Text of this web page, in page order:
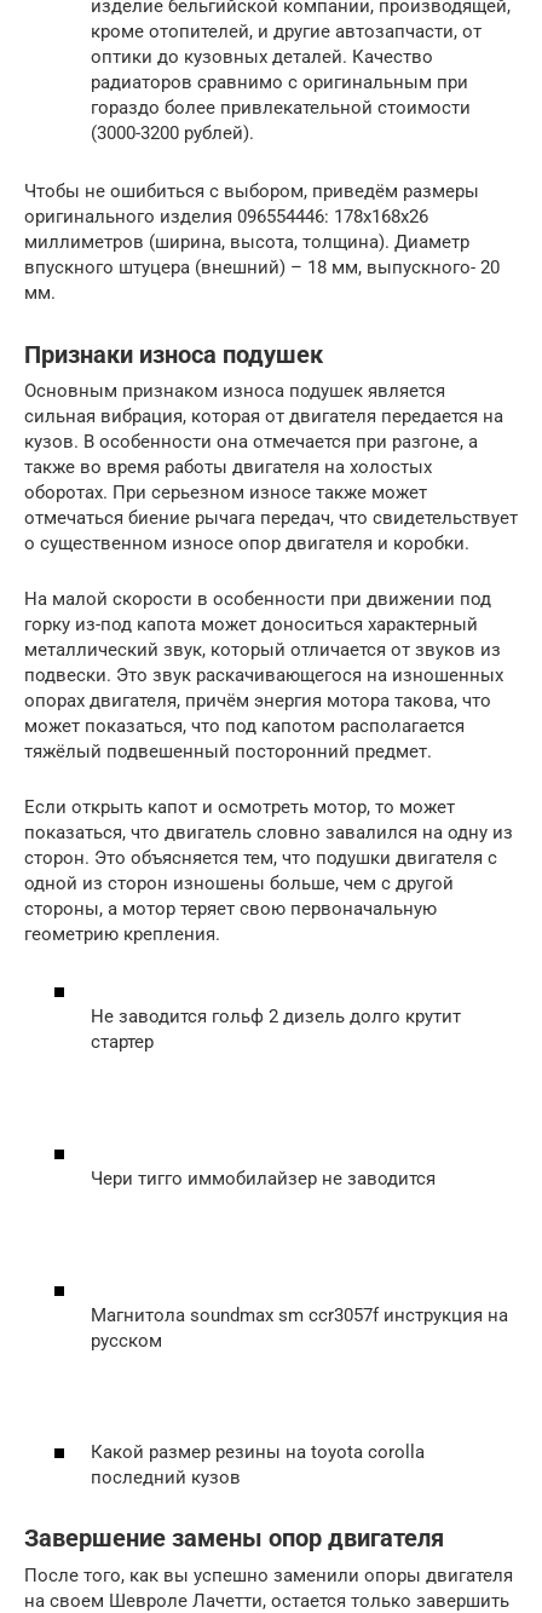
изделие бельгийской компании, производящей,
кроме отопителей, и другие автозапчасти, от
оптики до кузовных деталей. Качество
радиаторов сравнимо с оригинальным при
гораздо более привлекательной стоимости
(3000-3200 рублей).
Чтобы не ошибиться с выбором, приведём размеры
оригинального изделия 096554446: 178х168х26
миллиметров (ширина, высота, толщина). Диаметр
впускного штуцера (внешний) – 18 мм, выпускного- 20
мм.
Признаки износа подушек
Основным признаком износа подушек является
сильная вибрация, которая от двигателя передается на
кузов. В особенности она отмечается при разгоне, а
также во время работы двигателя на холостых
оборотах. При серьезном износе также может
отмечаться биение рычага передач, что свидетельствует
о существенном износе опор двигателя и коробки.
На малой скорости в особенности при движении под
горку из-под капота может доноситься характерный
металлический звук, который отличается от звуков из
подвески. Это звук раскачивающегося на изношенных
опорах двигателя, причём энергия мотора такова, что
может показаться, что под капотом располагается
тяжёлый подвешенный посторонний предмет.
Если открыть капот и осмотреть мотор, то может
показаться, что двигатель словно завалился на одну из
сторон. Это объясняется тем, что подушки двигателя с
одной из сторон изношены больше, чем с другой
стороны, а мотор теряет свою первоначальную
геометрию крепления.
Не заводится гольф 2 дизель долго крутит
стартер
Чери тигго иммобилайзер не заводится
Магнитола soundmax sm ccr3057f инструкция на
русском
Какой размер резины на toyota corolla
последний кузов
Завершение замены опор двигателя
После того, как вы успешно заменили опоры двигателя
на своем Шевроле Лачетти, остается только завершить